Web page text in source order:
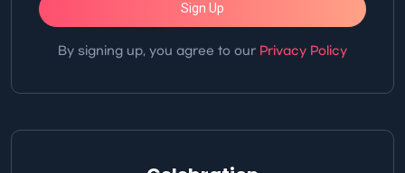
Sign Up
By signing up, you agree to our Privacy Policy